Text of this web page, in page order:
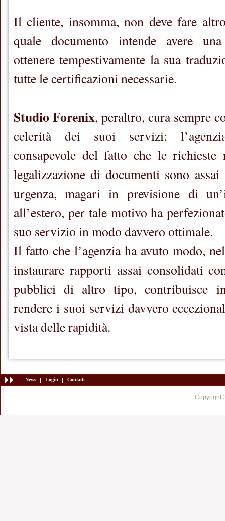
Il cliente, insomma, non deve fare
quale documento intende avere
ottenere tempestivamente la sua
tutte le certificazioni necessarie.
Studio Forenix, peraltro, cura sempre
celerità dei suoi servizi:
consapevole del fatto che le
legalizzazione di documenti sono assai
urgenza, magari in previsione di
all’estero, per tale motivo ha
suo servizio in modo davvero ottimale.
Il fatto che l’agenzia ha avuto modo,
instaurare rapporti assai consolidati
pubblici di altro tipo, contribuisce
rendere i suoi servizi davvero
vista delle rapidità.
News Login Contatti
Copyright